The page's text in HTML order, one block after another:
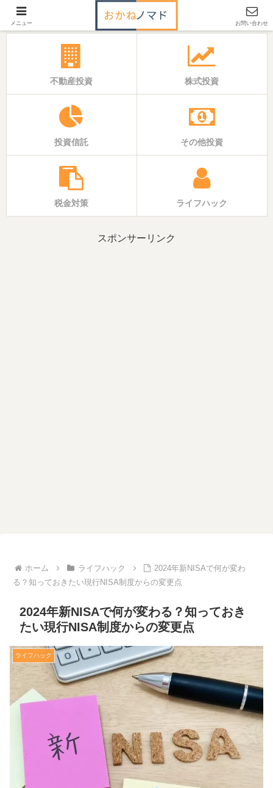
「いえ」と「おかね」の基本バイブル
不動産投資 株式投資
投資信託 その他投資
税金対策 ライフハック
スポンサーリンク
ホーム ライフハック
2024年新NISAで何が変わ
る？知っておきたい現行NISA制度からの変更点
2024年新NISAで何が変わる？知っておき
たい現行NISA制度からの変更点
ライフハック
メニュー お問い合わせ